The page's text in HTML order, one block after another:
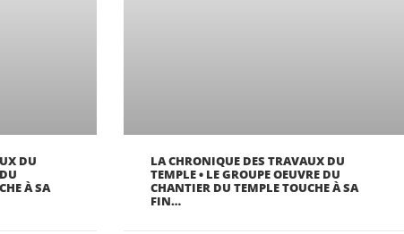
DU
À SA
LA CHRONIQUE DES TRAVAUX DU
TEMPLE • LE GROUPE OEUVRE DU
CHANTIER DU TEMPLE TOUCHE À SA
FIN…